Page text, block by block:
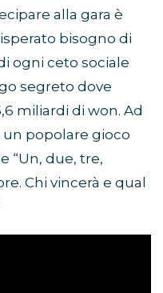
alla gara è
bisogno di
ogni ceto sociale
segreto dove
miliardi di won. Ad
popolare gioco
“Un, due, tre,
Chi vincerà e qual